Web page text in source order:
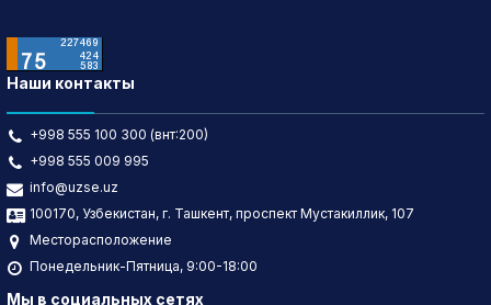
Наши контакты
+998 555 100 300 (внт:200)
+998 555 009 995
info@uzse.uz
100170, Узбекистан, г. Ташкент, проспект Мустакиллик, 107
Месторасположение
Понедельник-Пятница, 9:00-18:00
Мы в социальных сетях